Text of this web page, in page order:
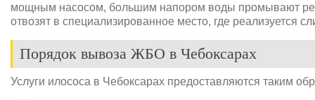
мощным насосом, большим напором воды промывают
отвозят в специализированное место, где реализуется
Порядок вывоза ЖБО в Чебоксарах
Услуги илососа в Чебоксарах предоставляются таким